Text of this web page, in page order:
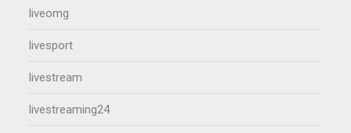
liveomg
livesport
livestream
livestreaming24